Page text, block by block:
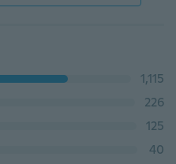
1,115
226
125
40